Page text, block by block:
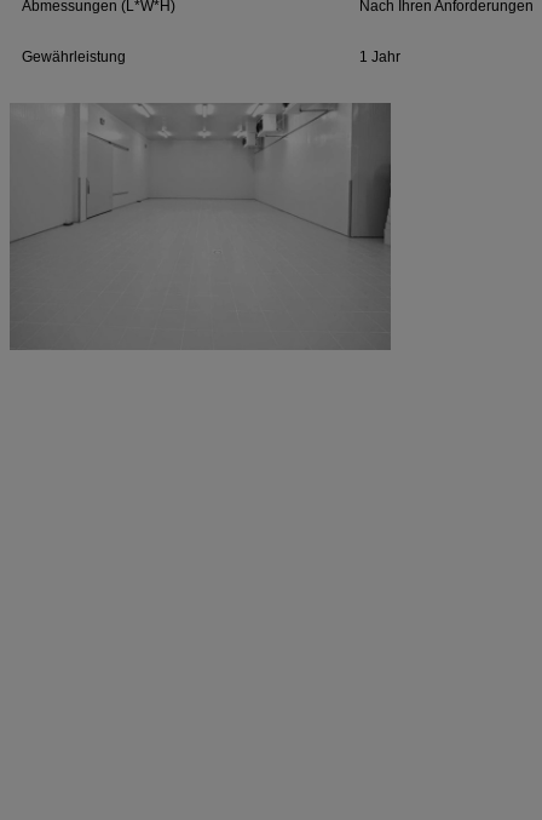
Abmessungen (L*W*H) Nach Ihren Anforderungen.
Gewährleistung 1 Jahr